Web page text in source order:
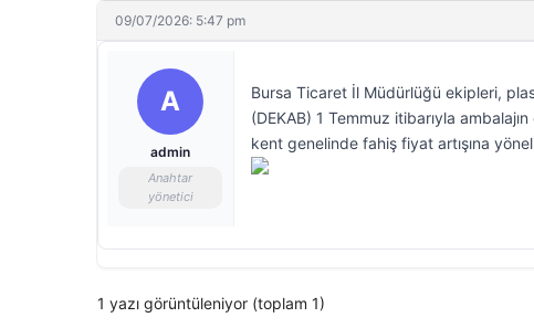
09/07/2026: 5:47 pm
A
admin
Anahtar
yönetici
Bursa Ticaret İl Müdürlüğü ekipleri,
(DEKAB) 1 Temmuz itibarıyla
kent genelinde fahiş fiyat artışına
1 yazı görüntüleniyor (toplam 1)